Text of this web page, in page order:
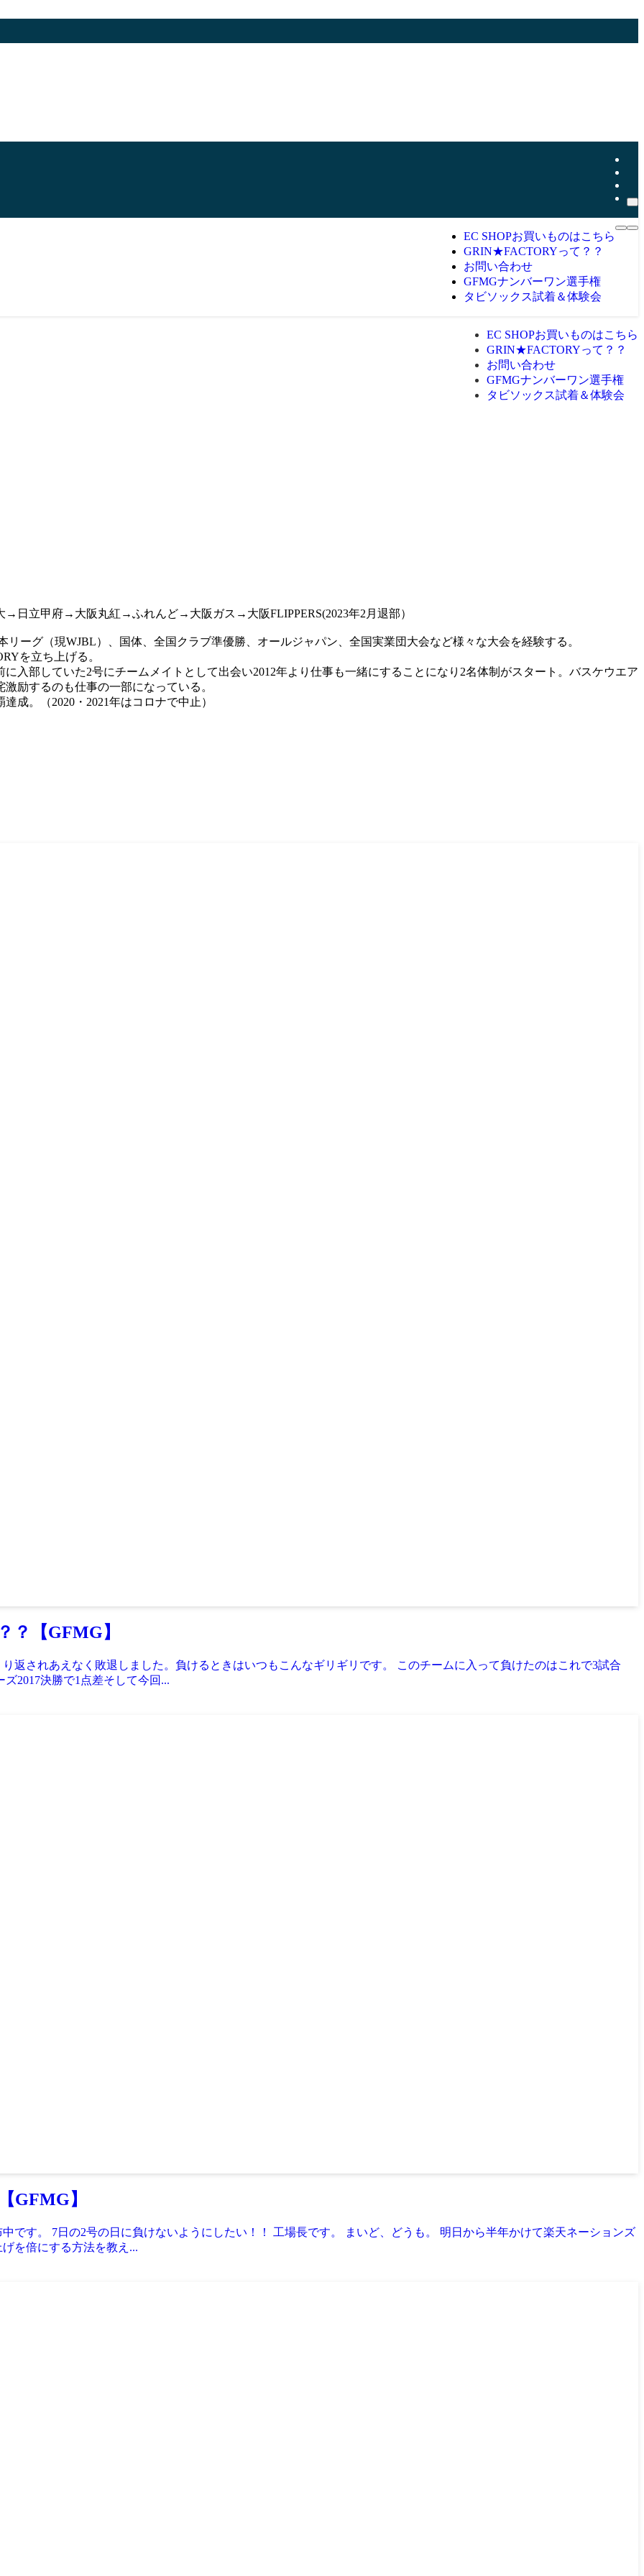
EC SHOPお買いものはこちら
GRIN★FACTORYって？？
お問い合わせ
GFMGナンバーワン選手権
タビソックス試着＆体験会
EC SHOPお買いものはこちら
GRIN★FACTORYって？？
お問い合わせ
GFMGナンバーワン選手権
タビソックス試着＆体験会
日立甲府→大阪丸紅→ふれんど→大阪ガス→大阪FLIPPERS(2023年2月退部）
ーグ（現WJBL）、国体、全国クラブ準優勝、オールジャパン、全国実業団大会など様々な大会を経験する。
を立ち上げる。
入部していた2号にチームメイトとして出会い2012年より仕事も一緒にすることになり2名体制がスタート。バスケウエア
励するのも仕事の一部になっている。
成。（2020・2021年はコロナで中止）
？【GFMG】
返されあえなく敗退しました。負けるときはいつもこんなギリギリです。 このチームに入って負けたのはこれで3試合
2017決勝で1点差そして今回...
GFMG】
です。 7日の2号の日に負けないようにしたい！！ 工場長です。 まいど、どうも。 明日から半年かけて楽天ネーションズ
を倍にする方法を教え...